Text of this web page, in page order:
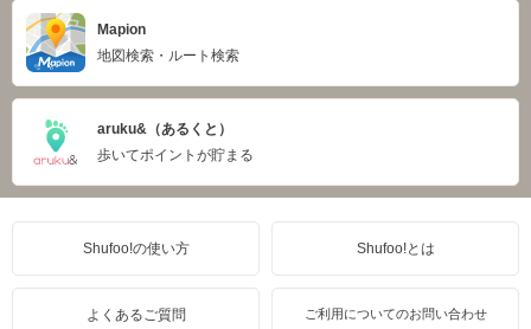
Mapion
地図検索・ルート検索
aruku&（あるくと）
歩いてポイントが貯まる
Shufoo!の使い方 Shufoo!とは
よくあるご質問 ご利用についてのお問い合わせ